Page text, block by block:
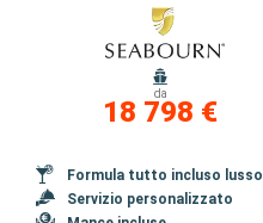
da
18 798 €
Formula tutto incluso lusso
Servizio personalizzato